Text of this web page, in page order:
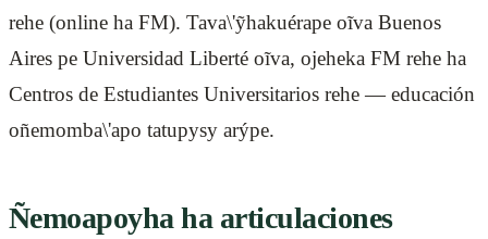
rehe (online ha FM). Tava\'ỹhakuérape oĩva Buenos
Aires pe Universidad Liberté oĩva, ojeheka FM rehe ha
Centros de Estudiantes Universitarios rehe — educación
oñemomba\'apo tatupysy arýpe.
Ñemoapoyha ha articulaciones